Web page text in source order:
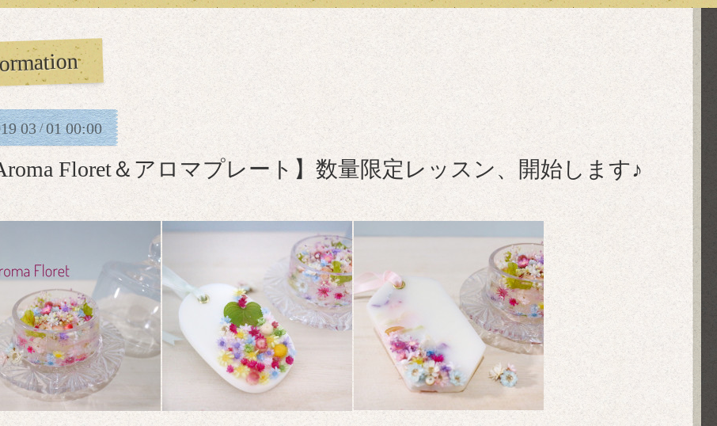
03/01 00:00
Floret＆アロマプレート】数量限定レッスン、開始します♪